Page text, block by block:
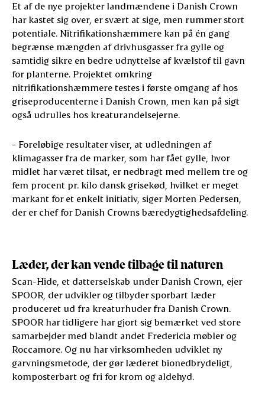
Et af de nye projekter landmændene i Danish Crown
har kastet sig over, er svært at sige, men rummer stort
potentiale. Nitrifikationshæmmere kan på én gang
begrænse mængden af drivhusgasser fra gylle og
samtidig sikre en bedre udnyttelse af kvælstof til gavn
for planterne. Projektet omkring
nitrifikationshæmmere testes i første omgang af hos
griseproducenterne i Danish Crown, men kan på sigt
også udrulles hos kreaturandelsejerne.
- Foreløbige resultater viser, at udledningen af
klimagasser fra de marker, som har fået gylle, hvor
midlet har været tilsat, er nedbragt med mellem tre og
fem procent pr. kilo dansk grisekød, hvilket er meget
markant for et enkelt initiativ, siger Morten Pedersen,
der er chef for Danish Crowns bæredygtighedsafdeling.
Læder, der kan vende tilbage til naturen
Scan-Hide, et datterselskab under Danish Crown, ejer
SPOOR, der udvikler og tilbyder sporbart læder
produceret ud fra kreaturhuder fra Danish Crown.
SPOOR har tidligere har gjort sig bemærket ved store
samarbejder med blandt andet Fredericia møbler og
Roccamore. Og nu har virksomheden udviklet ny
garvningsmetode, der gør læderet bionedbrydeligt,
komposterbart og fri for krom og aldehyd.